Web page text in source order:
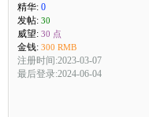
精华: 0
发帖: 30
威望: 30 点
金钱: 300 RMB
注册时间:2023-03-07
最后登录:2024-06-04